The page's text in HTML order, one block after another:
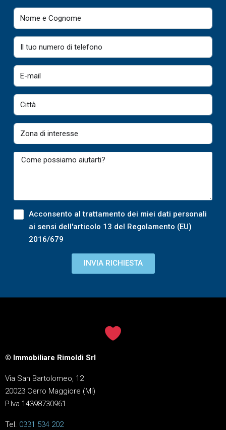
Acconsento al trattamento dei miei dati personali
ai sensi dell'articolo 13 del Regolamento (EU)
2016/679
INVIA RICHIESTA
© Immobiliare Rimoldi Srl
Via San Bartolomeo, 12
20023 Cerro Maggiore (MI)
P.Iva 14398730961
Tel. 0331 534 202